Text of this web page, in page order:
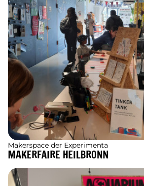
Makerspace der Experimenta
MAKERFAIRE HEILBRONN